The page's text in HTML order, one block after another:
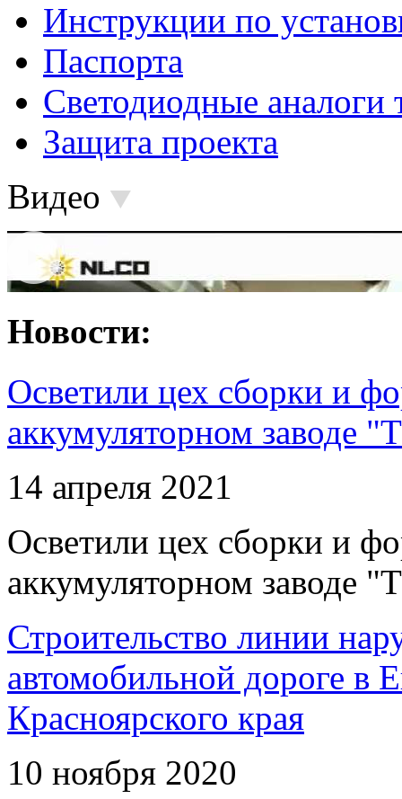
Инструкции по
Паспорта
Светодиодные аналоги
Защита проекта
Видео
Новости:
Осветили цех сборки и
аккумуляторном заводе
14 апреля 2021
Осветили цех сборки и
аккумуляторном заводе
Строительство линии
автомобильной дороге в
Красноярского края
10 ноября 2020